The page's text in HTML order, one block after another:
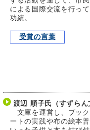
による国際交流を行っ
功績。
受賞の言葉
渡辺 順子氏（すずらん
文庫を運営し、ブッ
ートの実践や布の絵本普